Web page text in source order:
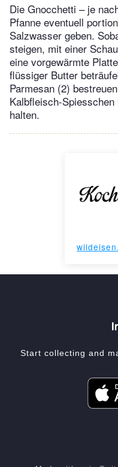
Die Gnocchetti – je
Pfanne eventuell
Salzwasser geben.
steigen, mit einer
eine vorgewärmte
flüssiger Butter
Parmesan (2)
Kalbfleisch-
halten.
Start collecting and